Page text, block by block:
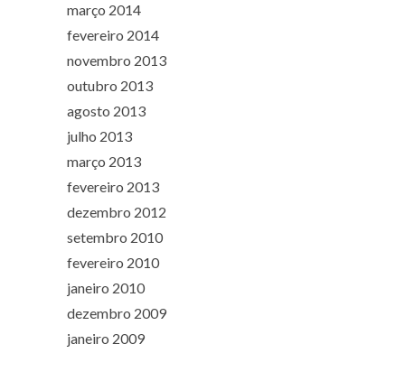
março 2014
fevereiro 2014
novembro 2013
outubro 2013
agosto 2013
julho 2013
março 2013
fevereiro 2013
dezembro 2012
setembro 2010
fevereiro 2010
janeiro 2010
dezembro 2009
janeiro 2009